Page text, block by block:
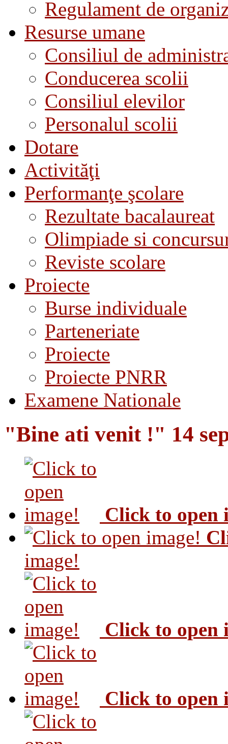
Regulament de
Resurse umane
Consiliul de
Conducerea scolii
Consiliul elevilor
Personalul scolii
Dotare
Activităţi
Performanţe şcolare
Rezultate bacalaureat
Olimpiade si
Reviste scolare
Proiecte
Burse individuale
Parteneriate
Proiecte
Proiecte PNRR
Examene Nationale
"Bine ati venit !" 14
Click to open
image!
Click to open
Click to open